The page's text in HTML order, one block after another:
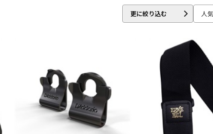
Electro Harmonix
Fender Japan Fender
GigBag Golden Power GORILLA SNOT GOTOH
Allman Gruv Gear GUITTO Hal Leonard HANNABACH
MUSIC Ibanez Ikebe Original IN TUNE GP Inner
Ken Smith Kikutani Killer
更に絞り込む 人